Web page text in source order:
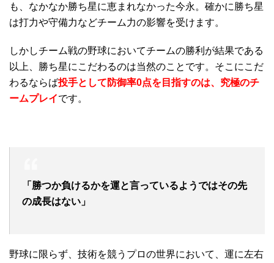
も、なかなか勝ち星に恵まれなかった今永。確かに勝ち星
は打力や守備力などチーム力の影響を受けます。
しかしチーム戦の野球においてチームの勝利が結果である
以上、勝ち星にこだわるのは当然のことです。そこにこだ
わるならば投手として防御率0点を目指すのは、究極のチ
ームプレイです。
「勝つか負けるかを運と言っているようではその先
の成長はない」
野球に限らず、技術を競うプロの世界において、運に左右